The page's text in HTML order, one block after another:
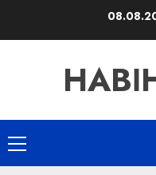
Основное
меню